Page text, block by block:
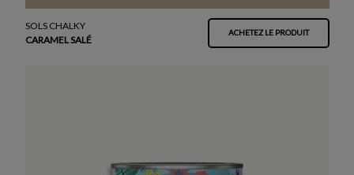
SOLS CHALKY
CARAMEL SALÉ
ACHETEZ LE PRODUIT